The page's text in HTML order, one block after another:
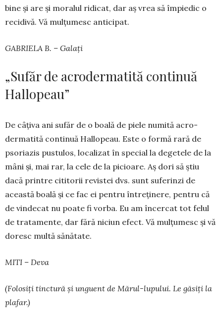
bine și are și moralul ridi­cat, dar aș vrea să împiedic o
recidivă. Vă mulțu­mesc anticipat.
GABRIELA B. – Galați
„Sufăr de acrodermatită continuă
Hallopeau”
De câțiva ani sufăr de o boală de piele numită acro­
dermatită continuă Hallopeau. Este o formă rară de
psoriazis pustulos, localizat în special la degetele de la
mâni și, mai rar, la cele de la picioare. Aș dori să știu
dacă printre citi­torii revistei dvs. sunt suferinzi de
această boală și ce fac ei pentru întreținere, pentru că
de vindecat nu poate fi vorba. Eu am încercat tot felul
de trata­mente, dar fără niciun efect. Vă mulțumesc și vă
doresc multă sănătate.
MITI – Deva
(Folosiți tinctură și unguent de Mărul-lupului. Le găsiți la
plafar.)